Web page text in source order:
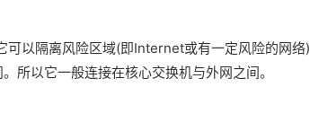
可以隔离风险区域(即Internet或有一定风险的网络)
所以它一般连接在核心交换机与外网之间。